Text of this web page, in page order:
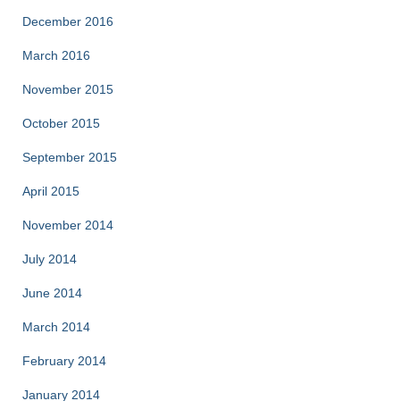
December 2016
March 2016
November 2015
October 2015
September 2015
April 2015
November 2014
July 2014
June 2014
March 2014
February 2014
January 2014